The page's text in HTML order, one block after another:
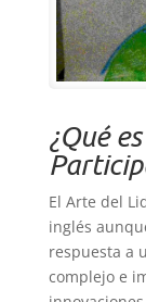
¿Qué
El Arte del
inglés
respuesta a
complejo e